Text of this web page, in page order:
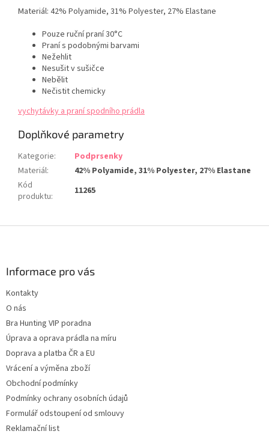
Materiál: 42% Polyamide, 31% Polyester, 27% Elastane
Pouze ruční praní 30°C
Praní s podobnými barvami
Nežehlit
Nesušit v sušičce
Nebělit
Nečistit chemicky
vychytávky a praní spodního prádla
Doplňkové parametry
Kategorie:
Podprsenky
Materiál:
42% Polyamide, 31% Polyester, 27% Elastane
Kód
produktu: 11265
Informace pro vás
Kontakty
O nás
Bra Hunting VIP poradna
Úprava a oprava prádla na míru
Doprava a platba ČR a EU
Vrácení a výměna zboží
Obchodní podmínky
Podmínky ochrany osobních údajů
Formulář odstoupení od smlouvy
Reklamační list